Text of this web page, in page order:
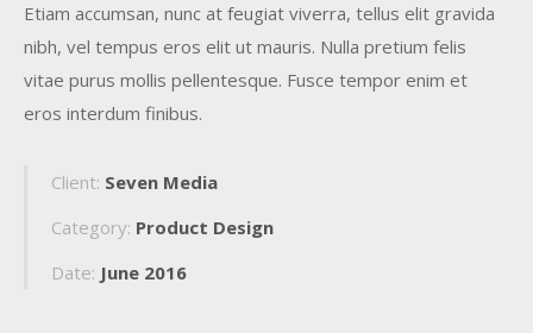
Etiam accumsan, nunc at feugiat viverra, tellus elit gravida
nibh, vel tempus eros elit ut mauris. Nulla pretium felis
vitae purus mollis pellentesque. Fusce tempor enim et
eros interdum finibus.
Client: Seven Media
Category: Product Design
Date: June 2016